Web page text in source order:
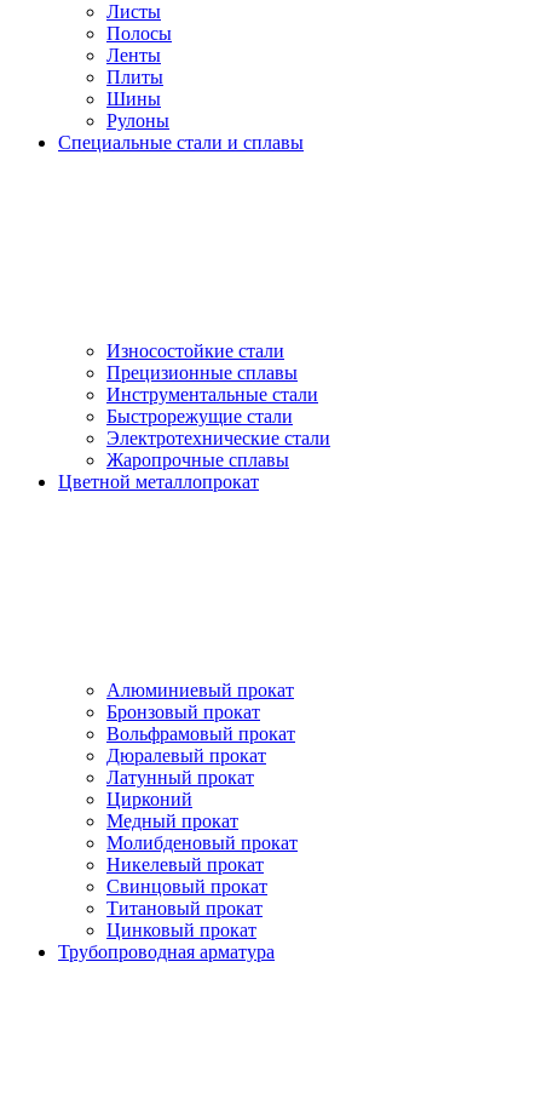
Листы
Полосы
Ленты
Плиты
Шины
Рулоны
Специальные стали и сплавы
Износостойкие стали
Прецизионные сплавы
Инструментальные стали
Быстрорежущие стали
Электротехнические стали
Жаропрочные сплавы
Цветной металлопрокат
Алюминиевый прокат
Бронзовый прокат
Вольфрамовый прокат
Дюралевый прокат
Латунный прокат
Цирконий
Медный прокат
Молибденовый прокат
Никелевый прокат
Свинцовый прокат
Титановый прокат
Цинковый прокат
Трубопроводная арматура